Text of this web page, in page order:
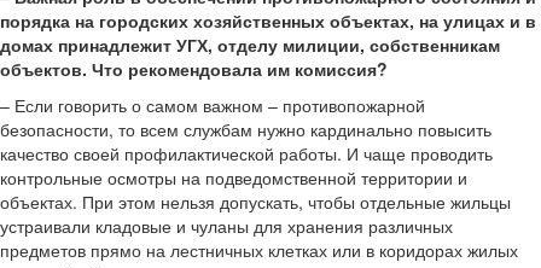
порядка на городских хозяйственных объектах, на улицах и в
домах принадлежит УГХ, отделу милиции, собственникам
объектов. Что рекомендовала им комиссия?
– Если говорить о самом важном – противопожарной
безопасности, то всем службам нужно кардинально повысить
качество своей профилактической работы. И чаще проводить
контрольные осмотры на подведомственной территории и
объектах. При этом нельзя допускать, чтобы отдельные жильцы
устраивали кладовые и чуланы для хранения различных
предметов прямо на лестничных клетках или в коридорах жилых